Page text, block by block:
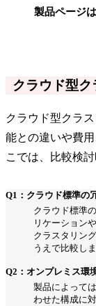
製品ページ
クラウド型
クラウド型クラ
能との違いや費
こでは、比較検
Q1：クラウド標準の
クラウド標準
リケーション
クラスタリン
うえで比較し
Q2：オンプレミス環
製品によって
わせた構成に